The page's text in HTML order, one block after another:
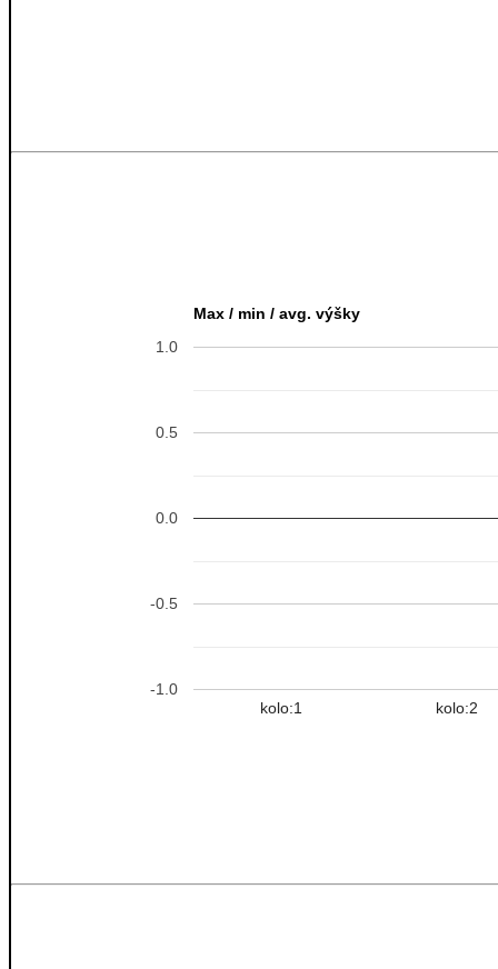
Max / min / avg. výšky
kolo:1 kolo:2
-1.0
-0.5
0.0
0.5
1.0